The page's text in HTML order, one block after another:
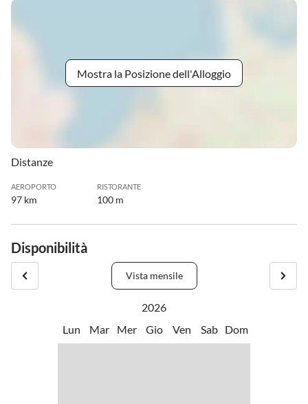
Mostra la Posizione dell'Alloggio
Distanze
AEROPORTO
97 km
RISTORANTE
100 m
Disponibilità
Vista mensile
2026
Lun
Mar Mer Gio Ven Sab Dom